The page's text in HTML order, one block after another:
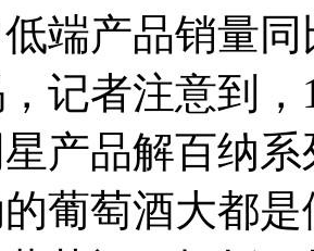
端产品销量
记者注意到
产品解百纳
葡萄酒大都